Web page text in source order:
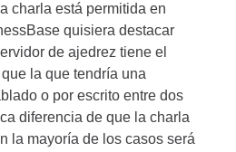
charla está permitida en
quisiera destacar
de ajedrez tiene el
la que tendría una
o por escrito entre dos
diferencia de que la charla
la mayoría de los casos será